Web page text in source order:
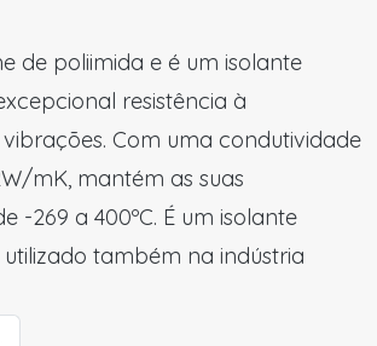
de poliimida e é um isolante
resistência à
Com uma condutividade
mK, mantém as suas
-269 a 400ºC. É um isolante
também na indústria